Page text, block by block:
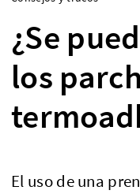
¿Se
los
El uso de una